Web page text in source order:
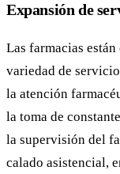
Expansión de
Las farmacias
variedad de
la atención
la toma de
la supervisión del
calado asistencial,